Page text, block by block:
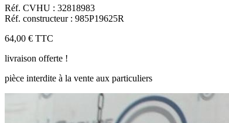
Réf. CVHU : 32818983
Réf. constructeur : 985P19625R
64,00 € TTC
livraison offerte !
pièce interdite à la vente aux particuliers